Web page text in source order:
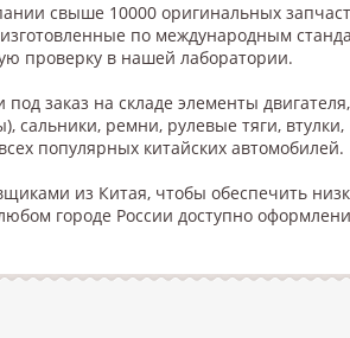
свыше 10000 оригинальных
по международным
проверку в нашей лаборатории.
заказ на складе элементы
сальники, ремни, рулевые тяги,
популярных китайских автомобилей.
из Китая, чтобы обеспечить
городе России доступно